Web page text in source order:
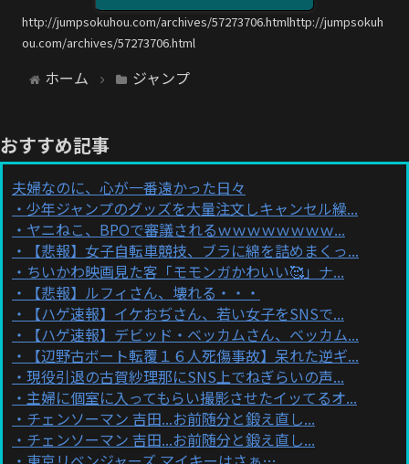
http://jumpsokuhou.com/archives/57273706.htmlhttp://jumpsokuh
ou.com/archives/57273706.html
ホーム ジャンプ
おすすめ記事
夫婦なのに、心が一番遠かった日々
少年ジャンプのグッズを大量注文しキャンセル繰...
ヤニねこ、BPOで審議されるｗｗｗｗｗｗｗｗ...
【悲報】女子自転車競技、ブラに綿を詰めまくっ...
ちいかわ映画見た客「モモンガかわいい🥰」ナ...
【悲報】ルフィさん、壊れる・・・
【ハゲ速報】イケおぢさん、若い女子をSNSで...
【ハゲ速報】デビッド・ベッカムさん、ベッカム...
【辺野古ボート転覆１６人死傷事故】呆れた逆ギ...
現役引退の古賀紗理那にSNS上でねぎらいの声...
主婦に個室に入ってもらい撮影させたイッてるオ...
チェンソーマン 吉田...お前随分と鍛え直し...
チェンソーマン 吉田...お前随分と鍛え直し...